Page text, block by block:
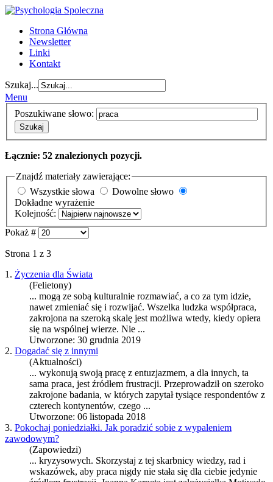
Strona Główna
Newsletter
Linki
Kontakt
Szukaj...
Menu
Poszukiwane słowo:
Szukaj
Łącznie: 52 znalezionych pozycji.
Znajdź materiały zawierające:
Wszystkie słowa
Dowolne słowo
Dokładne wyrażenie
Kolejność:
Pokaż #
Strona 1 z 3
1. Życzenia dla Świata
(Felietony)
... mogą ze sobą kulturalnie rozmawiać, a co za tym idzie,
nawet zmieniać się i rozwijać. Wszelka ludzka współpraca,
zakrojona na szeroką skalę jest możliwa wtedy, kiedy opiera
się na wspólnej wierze. Nie ...
Utworzone: 30 grudnia 2019
2. Dogadać się z innymi
(Aktualności)
... wykonują swoją pracę z entuzjazmem, a dla innych, ta
sama praca, jest źródłem frustracji. Przeprowadził on szeroko
zakrojone badania, w których zapytał tysiące respondentów z
czterech kontynentów, czego ...
Utworzone: 06 listopada 2018
3. Pokochaj poniedziałki. Jak poradzić sobie z wypaleniem
zawodowym?
(Zapowiedzi)
... kryzysowych. Skorzystaj z tej skarbnicy wiedzy, rad i
wskazówek, aby praca nigdy nie stała się dla ciebie jedynie